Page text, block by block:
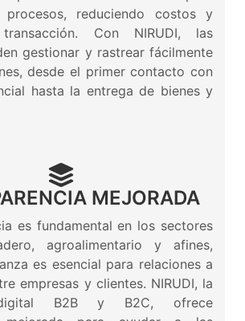
procesos, reduciendo costos y
Con NIRUDI, las
gestionar y rastrear fácilmente
desde el primer contacto con
hasta la entrega de bienes y
MEJORADA
es fundamental en los sectores
agroalimentario y afines,
es esencial para relaciones a
empresas y clientes. NIRUDI, la
B2B y B2C, ofrece